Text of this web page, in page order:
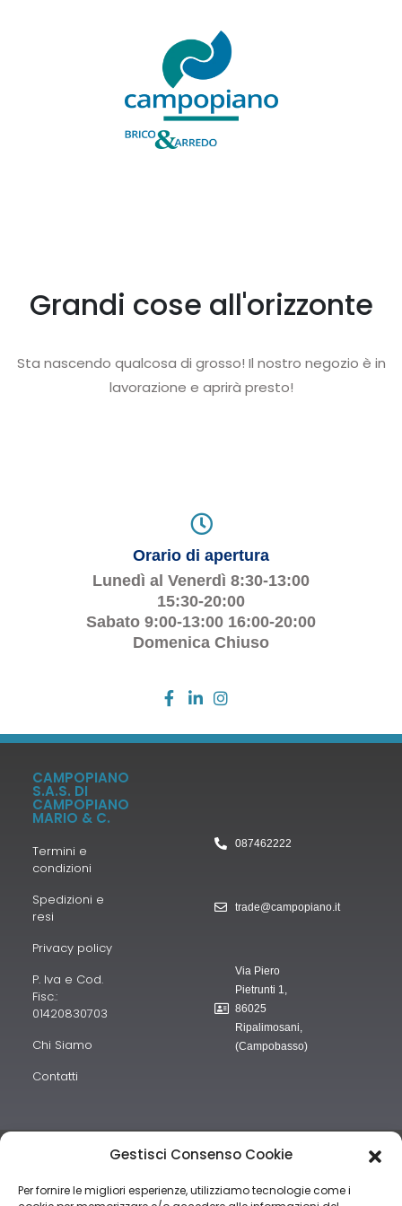
Gestisci Consenso Cookie
Per fornire le migliori esperienze, utilizziamo tecnologie come i
Grandi cose all'orizzonte
Sta nascendo qualcosa di grosso! Il nostro negozio è in
lavorazione e aprirà presto!
Orario di apertura
Lunedì al Venerdì 8:30-13:00
15:30-20:00
Sabato 9:00-13:00 16:00-20:00
Domenica Chiuso
CAMPOPIANO
S.A.S. DI
CAMPOPIANO
MARIO & C.
Termini e
condizioni
Spedizioni e
resi
Privacy policy
P. Iva e Cod.
Fisc.:
01420830703
Chi Siamo
Contatti
087462222
trade@campopiano.it
Via Piero
Pietrunti 1,
86025
Ripalimosani,
(Campobasso)
“obblighi informativi per le erogazioni pubbliche: gli aiuti di Stato e
Registro nazionale degli aiuti di Stato di cui all’art. 52 della L.